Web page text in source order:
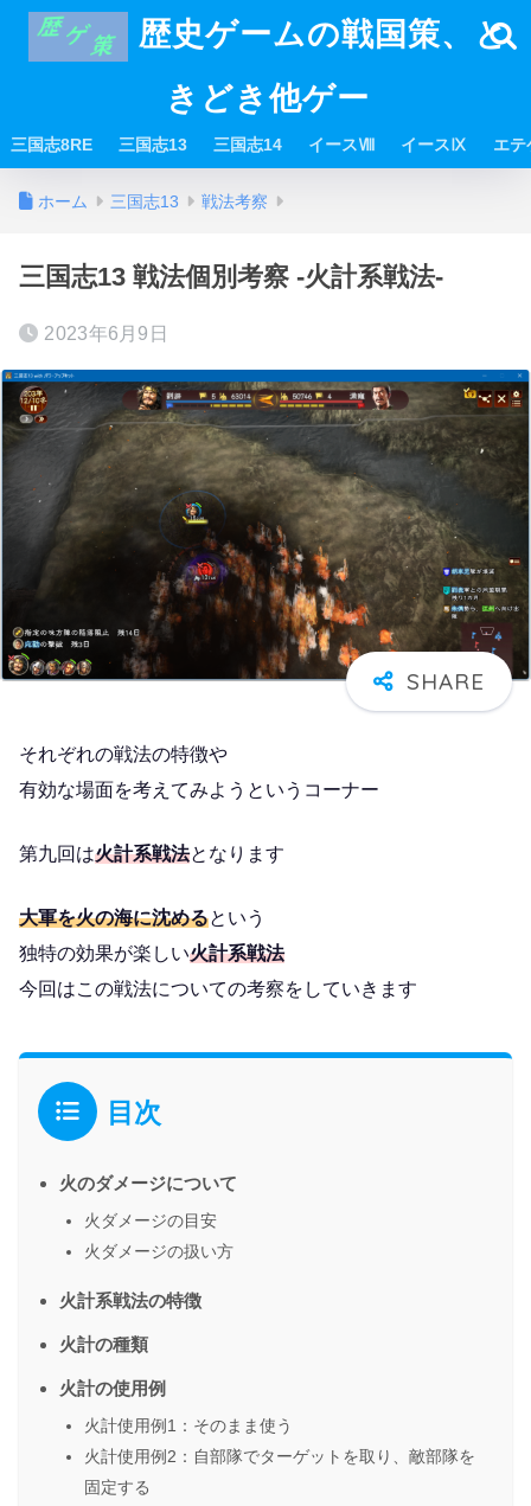
歴史ゲームの戦国策、と
きどき他ゲー
三国志8RE 三国志13 三国志14 イースⅧ イースⅨ エテ
ホーム 三国志13 戦法考察
三国志13 戦法個別考察 -火計系戦法-
2023年6月9日
それぞれの戦法の特徴や
有効な場面を考えてみようというコーナー
第九回は火計系戦法となります
大軍を火の海に沈めるという
独特の効果が楽しい火計系戦法
今回はこの戦法についての考察をしていきます
目次
火のダメージについて
火ダメージの目安
火ダメージの扱い方
火計系戦法の特徴
火計の種類
火計の使用例
火計使用例1：そのまま使う
火計使用例2：自部隊でターゲットを取り、敵部隊を
固定する